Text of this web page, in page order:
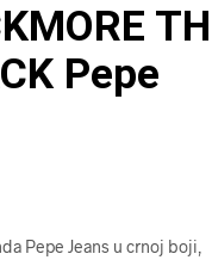
Pepe
­­­Pepe Jeans u crnoj boji,